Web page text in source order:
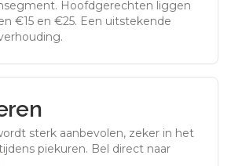
. Hoofdgerechten liggen
€15 en €25. Een uitstekende
sterk aanbevolen, zeker in het
piekuren. Bel direct naar